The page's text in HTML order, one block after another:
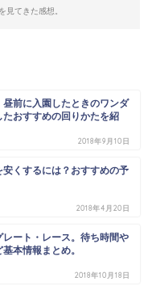
見てきた感想。
前に入園したときのワンダ
たおすすめの回りかたを紹
2018年9月10日
くするには？おすすめの予
2018年4月20日
ート・レース。待ち時間や
本情報まとめ。
2018年10月18日